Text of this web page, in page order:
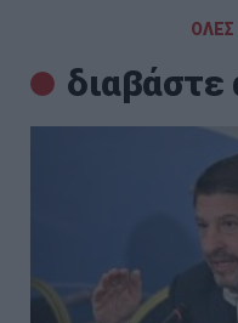
ΟΛΕΣ
διαβάστε